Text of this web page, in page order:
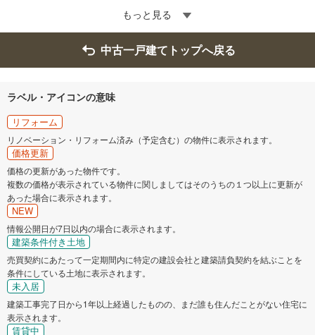
もっと見る
中古一戸建てトップへ戻る
ラベル・アイコンの意味
リフォーム
リノベーション・リフォーム済み（予定含む）の物件に表示されます。
価格更新
価格の更新があった物件です。
複数の価格が表示されている物件に関しましてはそのうちの１つ以上に更新が
あった場合に表示されます。
NEW
情報公開日が7日以内の場合に表示されます。
建築条件付き土地
売買契約にあたって一定期間内に特定の建設会社と建築請負契約を結ぶことを
条件にしている土地に表示されます。
未入居
建築工事完了日から1年以上経過したものの、まだ誰も住んだことがない住宅に
表示されます。
賃貸中